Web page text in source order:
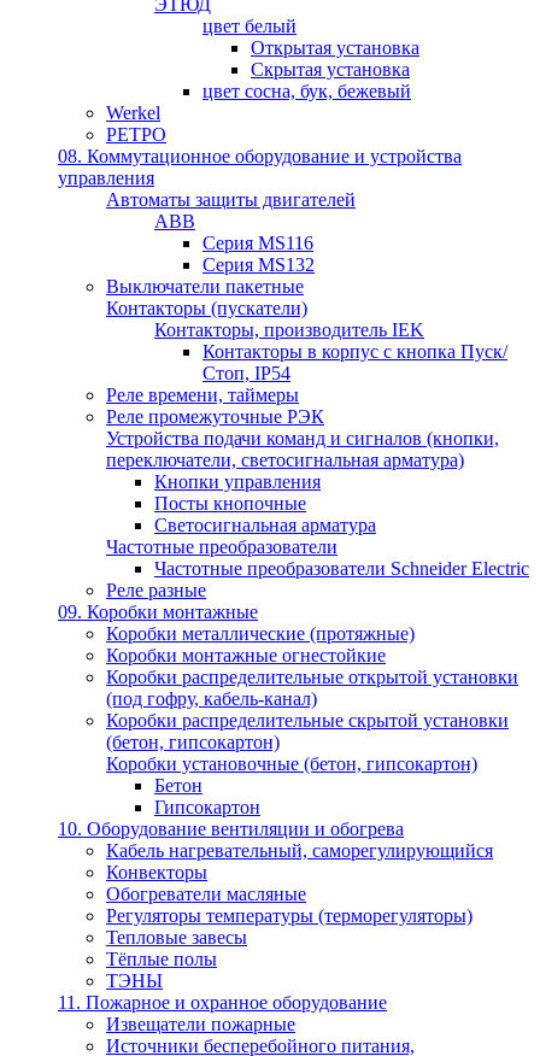
цвет белый
Открытая установка
Скрытая установка
цвет сосна, бук, бежевый
Werkel
РЕТРО
08. Коммутационное оборудование и устройства
управления
Автоматы защиты двигателей
ABB
Серия MS116
Серия MS132
Выключатели пакетные
Контакторы (пускатели)
Контакторы, производитель IEK
Контакторы в корпус с кнопка Пуск/
Стоп, IP54
Реле времени, таймеры
Реле промежуточные РЭК
Устройства подачи команд и сигналов (кнопки,
переключатели, светосигнальная арматура)
Кнопки управления
Посты кнопочные
Светосигнальная арматура
Частотные преобразователи
Частотные преобразователи Schneider Electric
Реле разные
09. Коробки монтажные
Коробки металлические (протяжные)
Коробки монтажные огнестойкие
Коробки распределительные открытой установки
(под гофру, кабель-канал)
Коробки распределительные скрытой установки
(бетон, гипсокартон)
Коробки установочные (бетон, гипсокартон)
Бетон
Гипсокартон
10. Оборудование вентиляции и обогрева
Кабель нагревательный, саморегулирующийся
Конвекторы
Обогреватели масляные
Регуляторы температуры (терморегуляторы)
Тепловые завесы
Тёплые полы
ТЭНЫ
11. Пожарное и охранное оборудование
Извещатели пожарные
Источники бесперебойного питания,